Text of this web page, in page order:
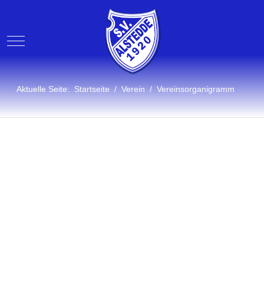
Mobile Menu Toggle
Aktuelle Seite: Startseite Verein Vereinsorganigramm